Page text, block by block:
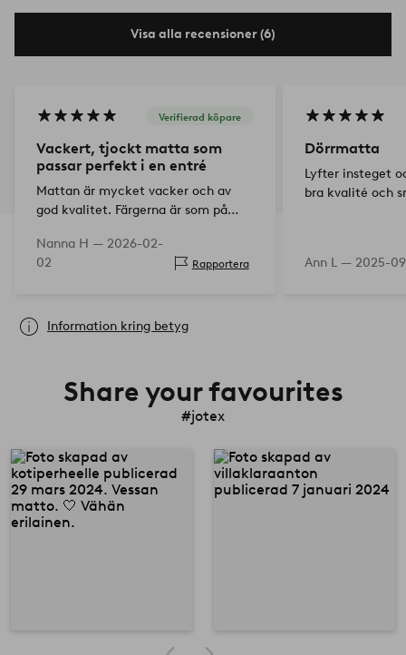
Visa alla recensioner (6)
Verifierad köpare
Vackert, tjockt matta som
passar perfekt i en entré
Mattan är mycket vacker och av
god kvalitet. Färgerna är som på
Rekommenderas.
Nanna H — 2026-02-
02
Rapportera
Dörrmatta
Lyfter insteget
bra kvalité och
Ann L — 2025-
Information kring betyg
Share your favourites
#jotex